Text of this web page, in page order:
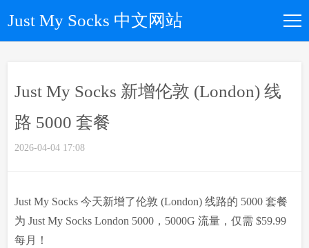
Just My Socks 中文网站
优惠码
关于我们
Just My Socks 新增伦敦 (London) 线
路 5000 套餐
2026-04-04 17:08
Just My Socks 今天新增了伦敦 (London) 线路的 5000 套餐
为 Just My Socks London 5000，5000G 流量，仅需 $59.99
每月！